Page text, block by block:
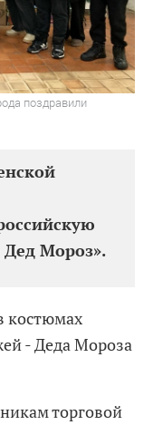
поздравили
Мороз».
костюмах
- Деда Мороза
торговой